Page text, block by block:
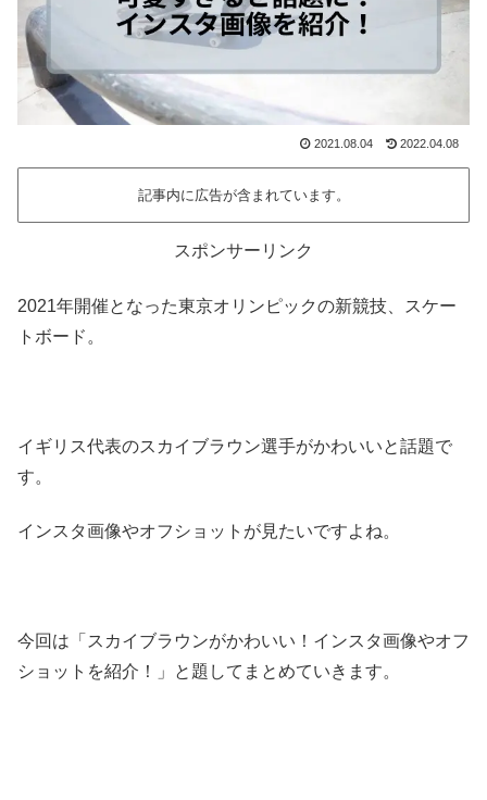
2021.08.04 2022.04.08
記事内に広告が含まれています。
スポンサーリンク
2021年開催となった東京オリンピックの新競技、スケー
トボード。
イギリス代表のスカイブラウン選手がかわいいと話題で
す。
インスタ画像やオフショットが見たいですよね。
今回は「スカイブラウンがかわいい！インスタ画像やオフ
ショットを紹介！」と題してまとめていきます。